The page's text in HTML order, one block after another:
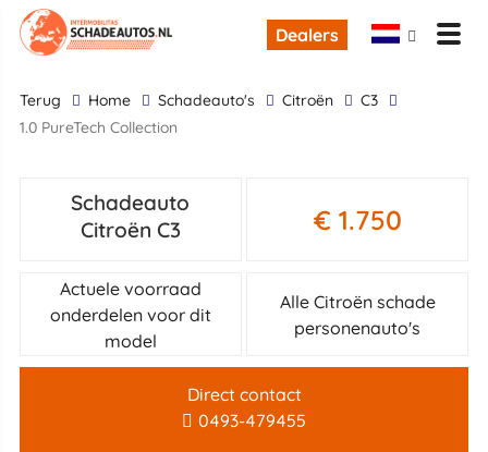
Dealers
terug Home Schadeauto's Citroën
C3
1.0 PureTech Collection
Schadeauto
Citroën C3
€ 1.750
Actuele voorraad
onderdelen voor dit
model
Alle Citroën schade
personenauto's
Direct contact
0493-479455